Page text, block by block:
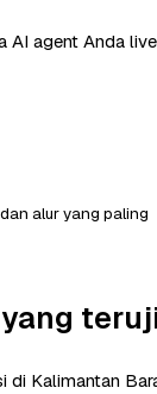
AI agent Anda
alur yang paling
di Kalimantan